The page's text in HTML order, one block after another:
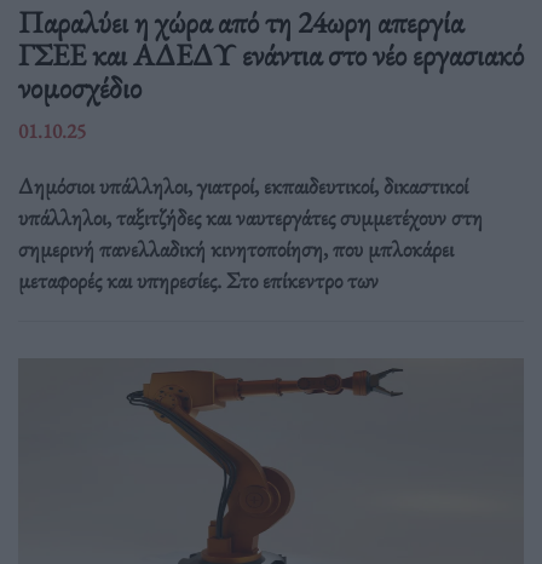
Παραλύει η χώρα από τη 24ωρη απεργία
ΓΣΕΕ και ΑΔΕΔΥ ενάντια στο νέο εργασιακό
νομοσχέδιο
01.10.25
Δημόσιοι υπάλληλοι, γιατροί, εκπαιδευτικοί, δικαστικοί
υπάλληλοι, ταξιτζήδες και ναυτεργάτες συμμετέχουν στη
σημερινή πανελλαδική κινητοποίηση, που μπλοκάρει
μεταφορές και υπηρεσίες. Στο επίκεντρο των